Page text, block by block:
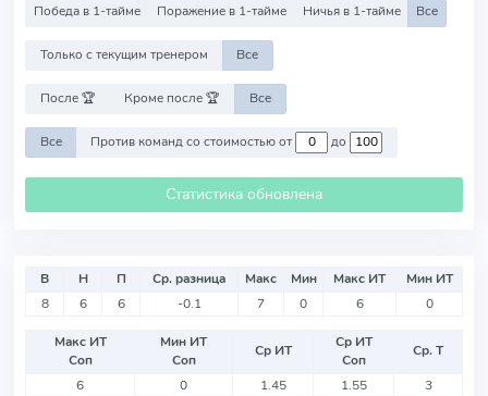
Победа в 1-тайме Поражение в 1-тайме Ничья в 1-тайме Все
Только с текущим тренером Все
После 🏆 Кроме после 🏆 Все
Все Против команд со стоимостью от до
Статистика обновлена
В Н П Ср. разница Макс Мин Макс ИТ
Мин ИТ
8
6 6 -0.1 7 0 6 0
Макс ИТ
Соп
Мин ИТ
Соп
Ср ИТ
Ср ИТ
Соп
Ср. Т
6
0 1.45 1.55 3